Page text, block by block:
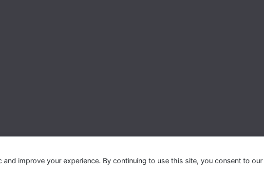
improve your experience. By continuing to use this site, you consent to